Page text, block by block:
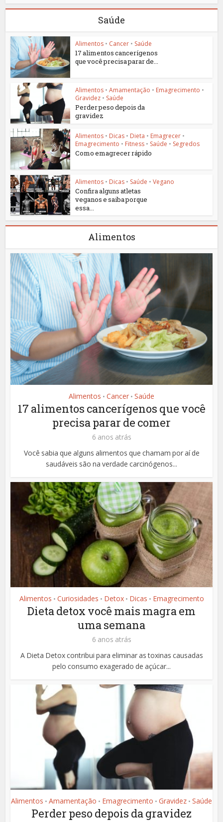
Saúde
Alimentos • Cancer • Saúde
17 alimentos cancerígenos
que você precisa parar de...
Alimentos • Amamentação • Emagrecimento •
Gravidez • Saúde
Perder peso depois da
gravidez
Alimentos • Dicas • Dieta • Emagrecer •
Emagrecimento • Fitness • Saúde • Segredos
Como emagrecer rápido
Alimentos • Dicas • Saúde • Vegano
Confira alguns atletas
veganos e saiba porque
essa...
Alimentos
Alimentos • Cancer • Saúde
17 alimentos cancerígenos que você
precisa parar de comer
6 anos atrás
Você sabia que alguns alimentos que chamam por aí de
saudáveis são na verdade carcinógenos...
Alimentos • Curiosidades • Detox • Dicas • Emagrecimento
Dieta detox você mais magra em
uma semana
6 anos atrás
A Dieta Detox contribui para eliminar as toxinas causadas
pelo consumo exagerado de açúcar...
Alimentos • Amamentação • Emagrecimento • Gravidez • Saúde
Perder peso depois da gravidez